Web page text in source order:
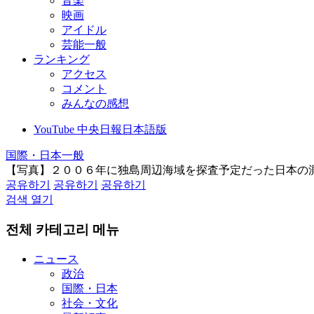
映画
アイドル
芸能一般
ランキング
アクセス
コメント
みんなの感想
YouTube 中央日報日本語版
国際・日本一般
【写真】２００６年に独島周辺海域を探査予定だった日本の
공유하기
공유하기
공유하기
검색 열기
전체 카테고리 메뉴
ニュース
政治
国際・日本
社会・文化